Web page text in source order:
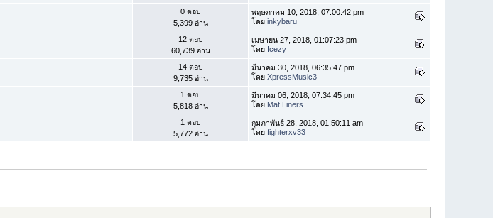
0 ตอบ
5,399 อ่าน
พฤษภาคม 10, 2018, 07:00:42 pm
โดยinkybaru
12 ตอบ
60,739 อ่าน
เมษายน 27, 2018, 01:07:23 pm
โดย Icezy
14 ตอบ
9,735 อ่าน
มีนาคม 30, 2018, 06:35:47 pm
โดยXpressMusic3
1 ตอบ
5,818 อ่าน
มีนาคม 06, 2018, 07:34:45 pm
โดย Mat Liners
1 ตอบ
5,772 อ่าน
กุมภาพันธ์ 28, 2018, 01:50:11 am
โดยfighterxv33